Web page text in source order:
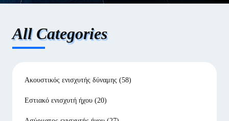
All Categories
Ακουστικός ενισχυτής δύναμης (58)
Εστιακό ενισχυτή ήχου (20)